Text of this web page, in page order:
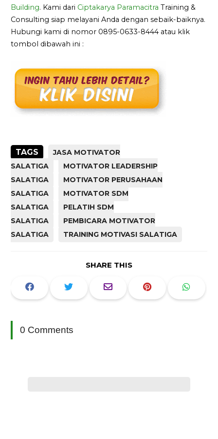
Building. Kami dari Ciptakarya Paramacitra Training &
Consulting siap melayani Anda dengan sebaik-baiknya.
Hubungi kami di nomor 0895-0633-8444 atau klik
tombol dibawah ini :
TAGS
JASA MOTIVATOR
SALATIGA
MOTIVATOR LEADERSHIP
SALATIGA
MOTIVATOR PERUSAHAAN
SALATIGA
MOTIVATOR SDM
SALATIGA
PELATIH SDM
SALATIGA
PEMBICARA MOTIVATOR
SALATIGA
TRAINING MOTIVASI SALATIGA
SHARE THIS
0 Comments